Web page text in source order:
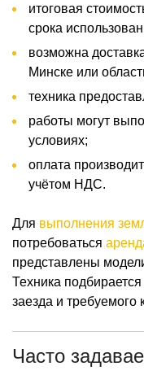
итоговая
срока
возможна
Минске или
техника
работы могут
условиях;
оплата
учётом НДС.
Для выполнения
потребоваться
представлены
Техника
заезда и требуемого
Часто